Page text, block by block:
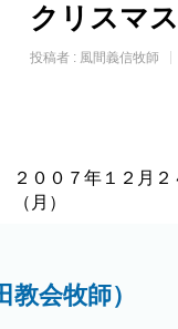
クリスマ
投稿者 : 風間義信牧師
２００７年１２月２
（月）
会牧師）